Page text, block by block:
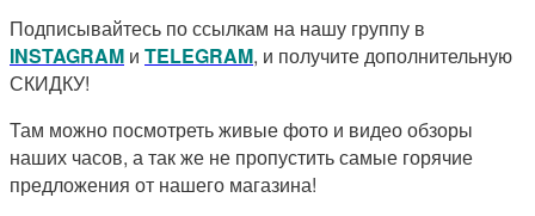
Подписывайтесь по ссылкам на нашу группу в
INSTAGRAM и TELEGRAM, и получите дополнительную
СКИДКУ!
Там можно посмотреть живые фото и видео обзоры
наших часов, а так же не пропустить самые горячие
предложения от нашего магазина!